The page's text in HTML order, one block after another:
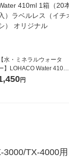
【水・ミネラルウォータ
】LOHACO Water 410ml
箱（20本入）ラベルレス
円
TX-4000用